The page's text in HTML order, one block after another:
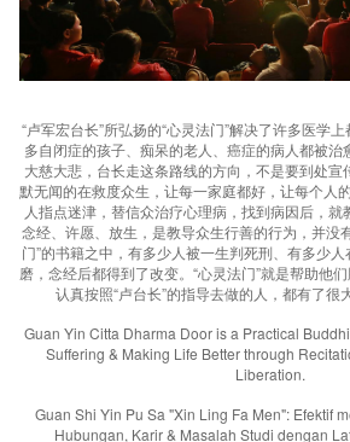
“卢军宏台长”所弘扬的“心灵法门”解决了许多医学
多自闭症的孩子、痴呆的老人、癌症的病人都被治
大慈大悲，台长走这条路线的方向，不是要到处宣
默无闻的在救度众生，让每一家庭都好，让每个人
人指点迷津，替信众治疗心理病，找到病因后，
念经、许愿、放生，是教导众生行善的行为，并没
门”的书籍之中，有多少人被一生判死刑、有多少
磨，念经后都得到了改变。“心灵法门”就是帮助他
认真按照“卢台长”的指导去做的人，都有了很
Guan Yin Citta Dharma Door is a Practical
Suffering & Making Life Better through
Liberation.
Guan Shi Yin Pu Sa "Xin Ling Fa Men": Efektif
Hubungan, Karir & Masalah Studi dengan